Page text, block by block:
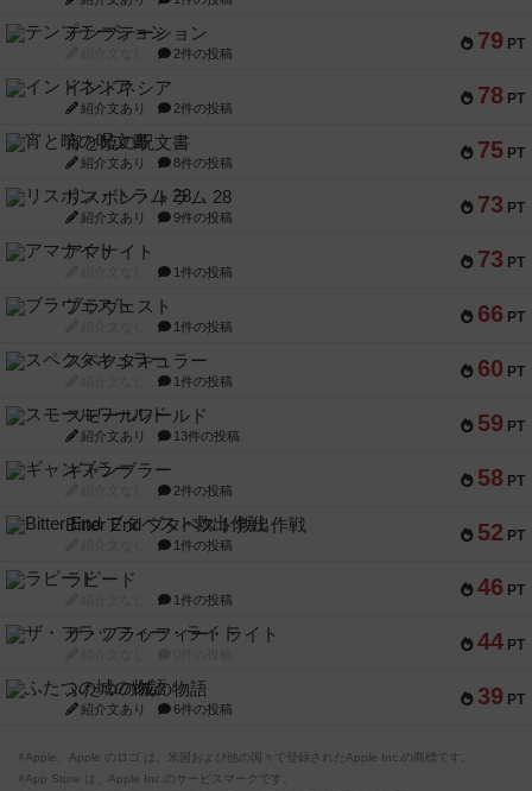
79 PT
テンプテーション
2件の投稿
78 PT
インドネシア
紹介文あり 2件の投稿
75 PT
宵と暁の呪文書
紹介文あり 8件の投稿
73 PT
リスボン・トラム 28
紹介文あり 9件の投稿
73 PT
アマナイト
1件の投稿
66 PT
ブラヴェスト
1件の投稿
60 PT
スペクタキュラー
1件の投稿
59 PT
スモールワールド
紹介文あり 13件の投稿
58 PT
ギャンブラー
2件の投稿
52 PT
Bitter End ブタペスト救出作戦
1件の投稿
46 PT
ラピード
1件の投稿
44 PT
ザ・フラッフィー・ライト
39 PT
ふたつの城の物語
紹介文あり 6件の投稿
※Apple、Apple のロゴ は、米国および他の国々で登録されたApple Inc.の商標です。
※App Store は、Apple Inc.のサービスマークです。